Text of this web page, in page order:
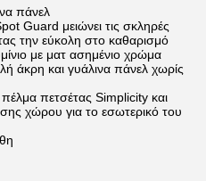
πάνελ
Guard μειώνει τις σκληρές
την εύκολη στο καθαρισμό
με ματ ασημένιο χρώμα
άκρη και γυάλινα πάνελ χωρίς
πέλμα πετσέτας Simplicity και
χώρου για το εσωτερικό του